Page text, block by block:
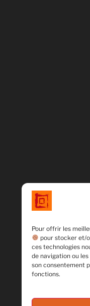
Pour offrir les
pour stocker et/
ces technologies
de navigation ou
son consentement
fonctions.